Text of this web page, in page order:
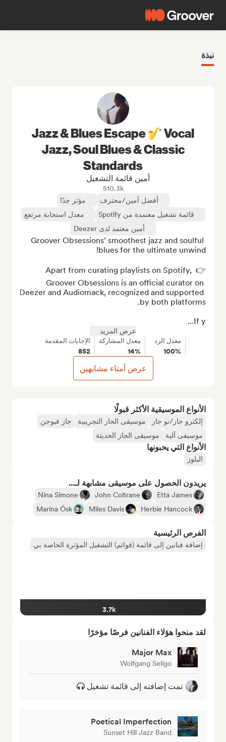
نبذة
الأنواع الموسيقية الأكثر قبولًا
إلكترو جاز/نو جاز موسيقى الجاز التجريبية
جاز فيوجن
موسيقى آلية
موسيقى الجاز الحديثة
الأنواع التي يحبونها
البلوز
يريدون الحصول على موسيقى مشابهة لـ...
Etta James
John Coltrane
Nina Simone
Herbie Hancock
Miles Davis
Marína Ósk
الفرص الرئيسية
إضافة فنانين إلى قائمة (قوائم) التشغيل المؤثرة الخاصة بي
3.7k
لقد منحوا هؤلاء الفنانين فرصًا مؤخرًا
Major Max
Wolfgang Seligo
تمت إضافته إلى قائمة تشغيل
Poetical Imperfection
Sunset Hill Jazz Band
Jazz & Blues Escape 🎷 Vocal
Jazz, Soul Blues & Classic
Standards
أمين قائمة التشغيل
510.3k
أفضل أمين/محترف
مؤثر جدًا
قائمة تشغيل معتمدة من Spotify
معدل استجابة مرتفع
أمين معتمد لدى Deezer
Groover Obsessions’ smoothest jazz and soulful
👉 Apart from curating playlists on Spotify,
Groover Obsessions is an official curator on
Deezer and Audiomack, recognized and supported
If y...
عرض المزيد
معدل الرد
100%
معدل المشاركة
14%
الإجابات المقدمة
852
عرض أمناء مشابهين